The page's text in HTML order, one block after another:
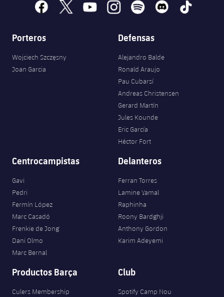
facebook
x youtubeinstagramspotify discord tiktok
Porteros
Wojciech Szczęsny
Joan Garcia
Defensas
Alejandro Balde
Ronald Araujo
Pau Cubarsí
Andreas Christensen
Gerard Martín
Jules Kounde
Eric García
Héctor Fort
Centrocampistas
Gavi
Pedri
Fermín López
Marc Casadó
Frenkie de Jong
Dani Olmo
Marc Bernal
Delanteros
Ferran Torres
Lamine Yamal
Raphinha
Roony Bardghji
Anthony Gordon
Karim Adeyemi
Productos Barça
Culers Membership
Club
Spotify Camp Nou